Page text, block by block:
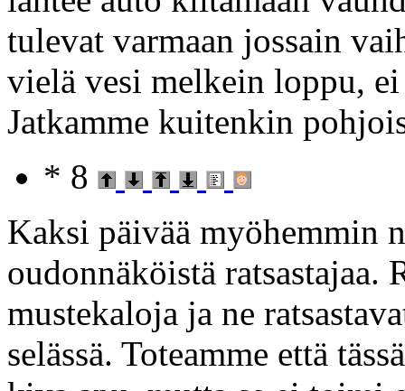
tulevat varmaan jossain
vielä vesi melkein loppu,
Jatkamme kuitenkin
* 8
Kaksi päivää myöhemmin
oudonnäköistä ratsastajaa.
mustekaloja ja ne
selässä. Toteamme että